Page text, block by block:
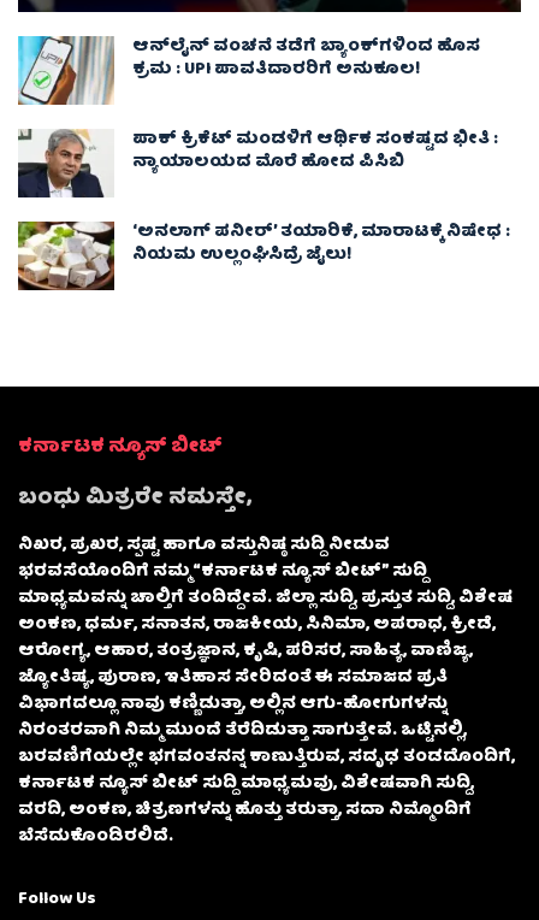
ಆನ್‌ಲೈನ್ ವಂಚನೆ ತಡೆಗೆ ಬ್ಯಾಂಕ್‌ಗಳಿಂದ ಹೊಸ
ಕ್ರಮ : UPI ಪಾವತಿದಾರರಿಗೆ ಅನುಕೂಲ!
ಪಾಕ್‌ ಕ್ರಿಕೆಟ್ ಮಂಡಳಿಗೆ ಆರ್ಥಿಕ ಸಂಕಷ್ಟದ ಭೀತಿ :
ನ್ಯಾಯಾಲಯದ ಮೊರೆ ಹೋದ ಪಿಸಿಬಿ
‘ಅನಲಾಗ್ ಪನೀರ್’ ತಯಾರಿಕೆ, ಮಾರಾಟಕ್ಕೆ ನಿಷೇಧ :
ನಿಯಮ ಉಲ್ಲಂಘಿಸಿದ್ರೆ ಜೈಲು!
ಕರ್ನಾಟಕ ನ್ಯೂಸ್ ಬೀಟ್
ಬಂಧು ಮಿತ್ರರೇ ನಮಸ್ತೇ,
ನಿಖರ, ಪ್ರಖರ, ಸ್ಪಷ್ಟ ಹಾಗೂ ವಸ್ತುನಿಷ್ಠ ಸುದ್ದಿ ನೀಡುವ
ಭರವಸೆಯೊಂದಿಗೆ ನಮ್ಮ “ಕರ್ನಾಟಕ ನ್ಯೂಸ್ ಬೀಟ್” ಸುದ್ದಿ
ಮಾಧ್ಯಮವನ್ನು ಚಾಲ್ತಿಗೆ ತಂದಿದ್ದೇವೆ. ಜಿಲ್ಲಾ ಸುದ್ದಿ, ಪ್ರಸ್ತುತ ಸುದ್ದಿ, ವಿಶೇಷ
ಅಂಕಣ, ಧರ್ಮ, ಸನಾತನ, ರಾಜಕೀಯ, ಸಿನಿಮಾ, ಅಪರಾಧ, ಕ್ರೀಡೆ,
ಆರೋಗ್ಯ, ಆಹಾರ, ತಂತ್ರಜ್ಞಾನ, ಕೃಷಿ, ಪರಿಸರ, ಸಾಹಿತ್ಯ, ವಾಣಿಜ್ಯ,
ಜ್ಯೋತಿಷ್ಯ, ಪುರಾಣ, ಇತಿಹಾಸ ಸೇರಿದಂತೆ ಈ ಸಮಾಜದ ಪ್ರತಿ
ವಿಭಾಗದಲ್ಲೂ ನಾವು ಕಣ್ಣಿಡುತ್ತಾ, ಅಲ್ಲಿನ ಆಗು-ಹೋಗುಗಳನ್ನು
ನಿರಂತರವಾಗಿ ನಿಮ್ಮ ಮುಂದೆ ತೆರೆದಿಡುತ್ತಾ ಸಾಗುತ್ತೇವೆ. ಒಟ್ಟಿನಲ್ಲಿ,
ಬರವಣಿಗೆಯಲ್ಲೇ ಭಗವಂತನನ್ನ ಕಾಣುತ್ತಿರುವ, ಸದೃಢ ತಂಡದೊಂದಿಗೆ,
ಕರ್ನಾಟಕ ನ್ಯೂಸ್ ಬೀಟ್ ಸುದ್ದಿ ಮಾಧ್ಯಮವು, ವಿಶೇಷವಾಗಿ ಸುದ್ದಿ,
ವರದಿ, ಅಂಕಣ, ಚಿತ್ರಣಗಳನ್ನು ಹೊತ್ತು ತರುತ್ತಾ, ಸದಾ ನಿಮ್ಮೊಂದಿಗೆ
ಬೆಸೆದುಕೊಂಡಿರಲಿದೆ.
Follow Us